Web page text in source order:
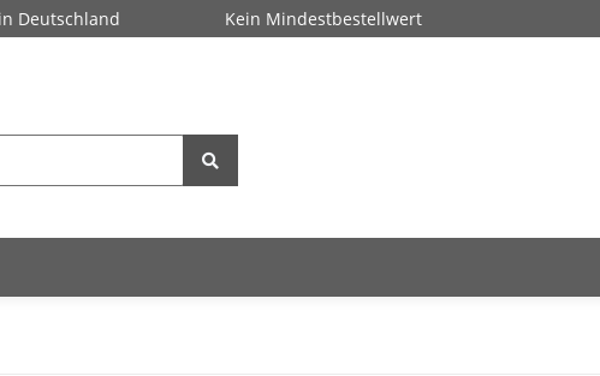
Deutschland Kein Mindestbestellwert